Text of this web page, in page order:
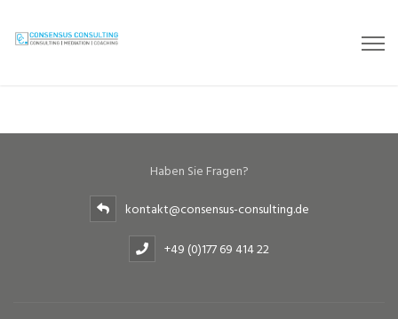
Haben Sie Fragen?
kontakt@consensus-consulting.de
+49 (0)177 69 414 22